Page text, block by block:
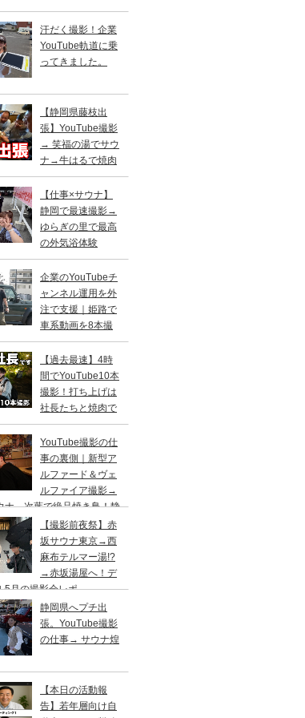
汗だく撮影！企業
YouTube軌道に乗
ってきました。
【静岡県藤枝出
張】YouTube撮影
→ 笑福の湯でサウ
ナ→牛はるで焼肉
【仕事×サウナ】
静岡で最速撮影→
ゆらぎの里で最高
の外気浴体験
企業のYouTubeチ
ャンネル運用を外
注で支援｜姫路で
車系動画を8本撮
【過去最速】4時
間でYouTube10本
撮影！打ち上げは
社長たちと焼肉で
YouTube撮影の仕
事の裏側｜新型ア
ルファード＆ヴェ
ルファイア撮影→
ナ→次葉で絶品焼き鳥！静
【撮影前夜祭】赤
坂サウナ東京→西
麻布テルマー湯!?
→赤坂湯屋へ！デ
5月の撮影会レポ
静岡県へプチ出
張。YouTube撮影
の仕事→ サウナ煌
【本日の活動報
告】若年層向け自